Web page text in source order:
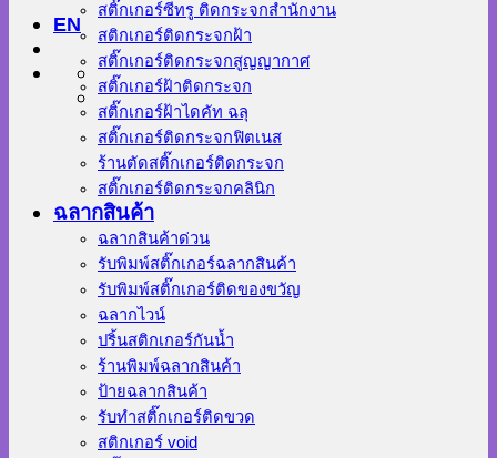
EN
สติ๊กเกอร์ซีทรู ติดกระจกสำนักงาน
สติกเกอร์ติดกระจกฝ้า
สติ๊กเกอร์ติดกระจกสูญญากาศ
สติ๊กเกอร์ฝ้าติดกระจก
สติ๊กเกอร์ฝ้าไดคัท ฉลุ
สติ๊กเกอร์ติดกระจกฟิตเนส
ร้านตัดสติ๊กเกอร์ติดกระจก
สติ๊กเกอร์ติดกระจกคลินิก
ฉลากสินค้า
ฉลากสินค้าด่วน
รับพิมพ์สติ๊กเกอร์ฉลากสินค้า
รับพิมพ์สติ๊กเกอร์ติดของขวัญ
ฉลากไวน์
ปริ้นสติกเกอร์กันน้ำ
ร้านพิมพ์ฉลากสินค้า
ป้ายฉลากสินค้า
รับทำสติ๊กเกอร์ติดขวด
สติกเกอร์ void